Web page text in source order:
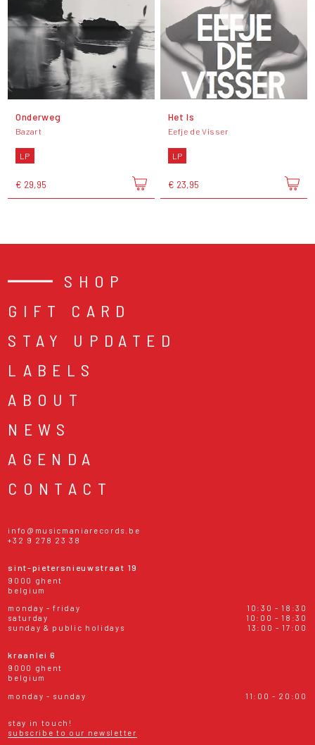
Onderweg
Bazart
LP
€ 29,95
Het Is
Eefje de Visser
LP
€ 23,95
SHOP
GIFT CARD
STAY UPDATED
LABELS
ABOUT
NEWS
AGENDA
CONTACT
info@musicmaniarecords.be
+32 9 278 23 38
sint-pietersnieuwstraat 19
9000 ghent
belgium
monday - friday
10:30 - 18:30
saturday
10:00 - 18:30
sunday & public holidays
13:00 - 17:00
kraanlei 6
9000 ghent
belgium
monday - sunday
11:00 - 20:00
stay in touch!
subscribe to our newsletter